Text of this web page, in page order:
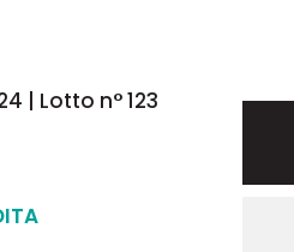
| Lotto n° 123